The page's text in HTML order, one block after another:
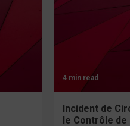
4 min read
Incident de
le Contrôle de